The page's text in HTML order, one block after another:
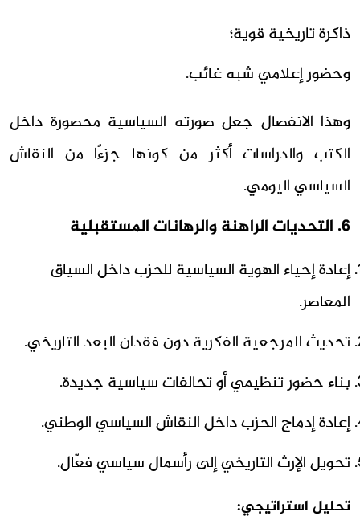
ذاكرة تاريخية قوية؛
وحضور إعلامي شبه غائب.
وهذا الانفصال جعل صورته السياسية محصورة داخل
الكتب والدراسات أكثر من كونها جزءًا من النقاش
السياسي اليومي.
6. التحديات الراهنة والرهانات المستقبلية
إعادة إحياء الهوية السياسية للحزب داخل السياق
المعاصر.
تحديث المرجعية الفكرية دون فقدان البعد التاريخي.
بناء حضور تنظيمي أو تحالفات سياسية جديدة.
إعادة إدماج الحزب داخل النقاش السياسي الوطني.
تحويل الإرث التاريخي إلى رأسمال سياسي فعّال.
تحليل استراتيجي: